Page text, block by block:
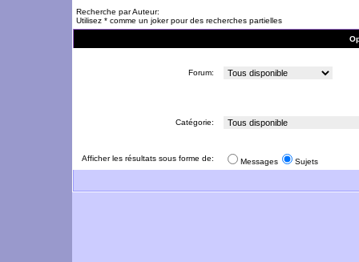
Recherche par Auteur:
Utilisez * comme un joker pour des recherches partielles
Forum:
Catégorie:
Afficher les résultats sous forme de: Messages Sujets